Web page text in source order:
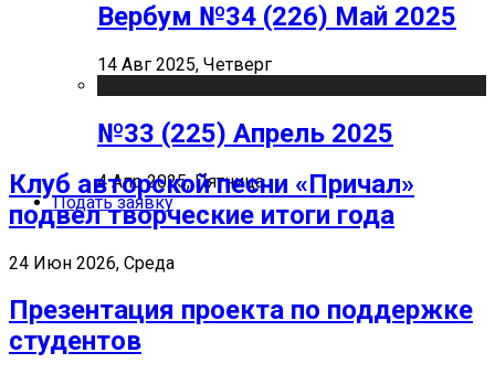
Вербум №34 (226) Май 2025
14 Авг 2025, Четверг
№33 (225) Апрель 2025
4 Апр 2025, Пятница
Подать заявку
Клуб авторской песни «Причал»
подвел творческие итоги года
24 Июн 2026, Среда
Презентация проекта по поддержке
студентов